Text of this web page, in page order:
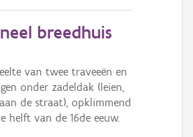
breedhuis
van twee traveeën en
onder zadeldak (leien,
de straat), opklimmend
helft van de 16de eeuw.